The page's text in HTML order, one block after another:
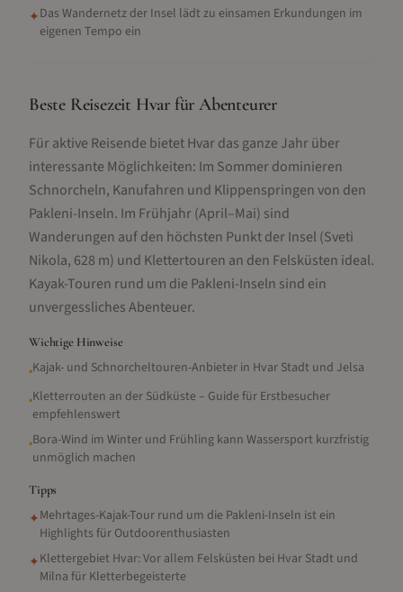
✦Das Wandernetz der Insel lädt zu einsamen Erkundungen im
eigenen Tempo ein
Beste Reisezeit Hvar für Abenteurer
Für aktive Reisende bietet Hvar das ganze Jahr über
interessante Möglichkeiten: Im Sommer dominieren
Schnorcheln, Kanufahren und Klippenspringen von den
Pakleni-Inseln. Im Frühjahr (April–Mai) sind
Wanderungen auf den höchsten Punkt der Insel (Sveti
Nikola, 628 m) und Klettertouren an den Felsküsten ideal.
Kayak-Touren rund um die Pakleni-Inseln sind ein
unvergessliches Abenteuer.
Wichtige Hinweise
•Kajak- und Schnorcheltouren-Anbieter in Hvar Stadt und Jelsa
•Kletterrouten an der Südküste – Guide für Erstbesucher
empfehlenswert
•Bora-Wind im Winter und Frühling kann Wassersport kurzfristig
unmöglich machen
Tipps
✦Mehrtages-Kajak-Tour rund um die Pakleni-Inseln ist ein
Highlights für Outdoorenthusiasten
✦Klettergebiet Hvar: Vor allem Felsküsten bei Hvar Stadt und
Milna für Kletterbegeisterte